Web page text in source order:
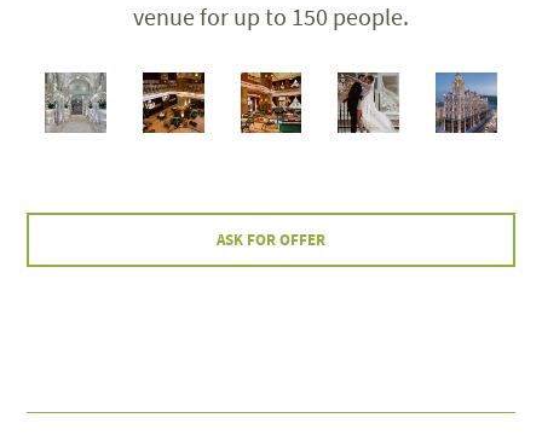
venue for up to 150 people.
ASK FOR OFFER